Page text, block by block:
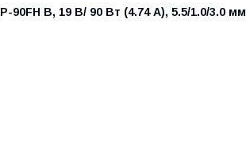
90FH B, 19 В/ 90 Вт (4.74 А), 5.5/1.0/3.0 мм